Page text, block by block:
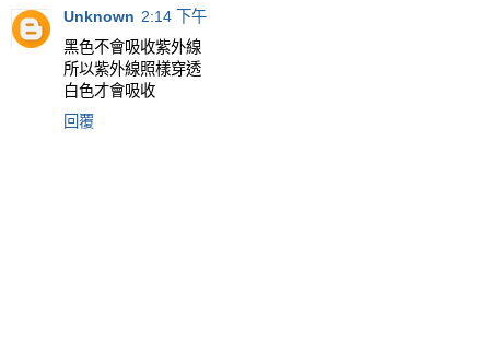
Unknown 2:14 下午
黑色不會吸收紫外線
所以紫外線照樣穿透
白色才會吸收
回覆